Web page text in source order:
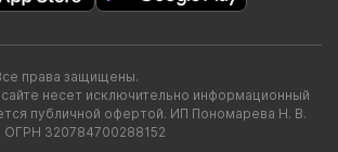
права защищены.
несет исключительно информационный
публичной офертой. ИП Пономарева Н. В.
320784700288152